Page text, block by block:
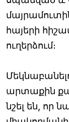
հայերի
ուղերձում։
արտաքին
նշել են, որ